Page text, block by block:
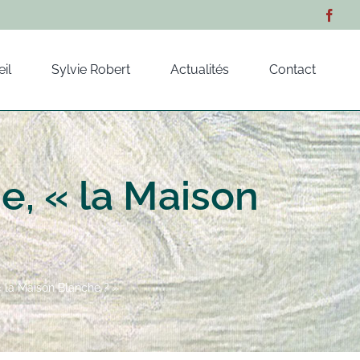
Sylvie Robert Actualités Contact
« la Maison
Maison Blanche ? »